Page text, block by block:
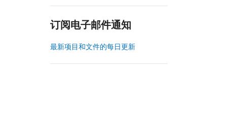
订阅电子邮件通知
最新项目和文件的每日更新